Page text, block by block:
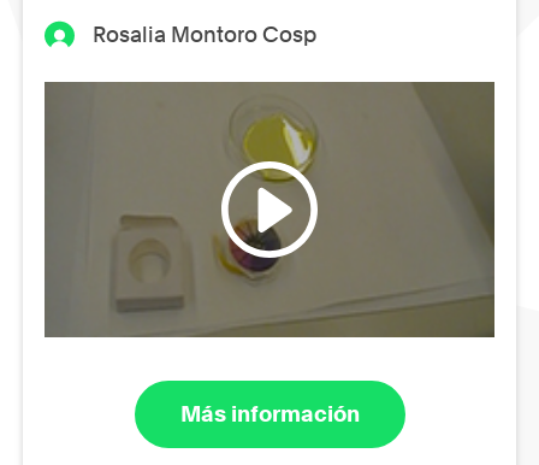
Rosalia Montoro Cosp
Más información